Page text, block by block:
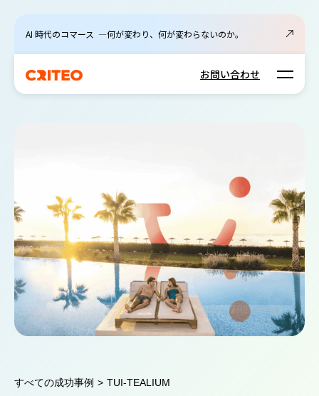
AI 時代のコマース ―何が変わり、何が変わらないのか。
お問い合わせ Open
すべての成功事例 > TUI-TEALIUM